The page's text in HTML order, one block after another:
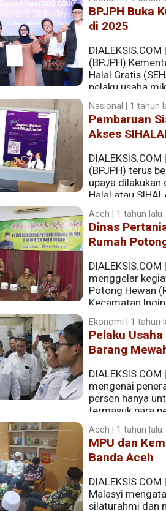
BPJPH Buka
di 2025
(BPJPH)
Halal Gratis
pelaku usaha
Nasional | 1 tahun
Pembaruan
Akses
(BPJPH) terus
upaya
Halal atau
halal reguler dan self declare.
Aceh | 1 tahun lalu
Dinas
Rumah
menggelar
Potong Hewan
Kecamatan
Ekonomi | 1 tahun
Pelaku
Barang
mengenai
persen hanya
termasuk para
Jaminan Produk Halal
Aceh | 1 tahun lalu
MPU dan
Banda Aceh
Malasyi
silaturahmi dan